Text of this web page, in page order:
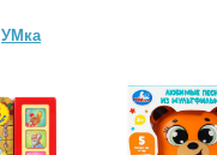
УМка